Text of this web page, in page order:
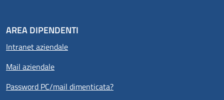
AREA DIPENDENTI
Intranet aziendale
Mail aziendale
Password PC/mail dimenticata?